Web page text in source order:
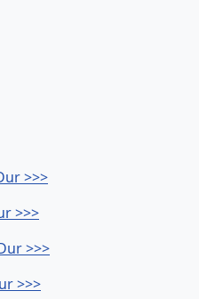
>>>
>>>
>>>
>>>